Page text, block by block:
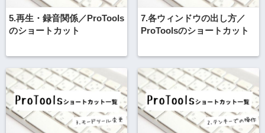
5.再生・録音関係／ProTools
のショートカット
7.各ウィンドウの出し方／
ProToolsのショートカット